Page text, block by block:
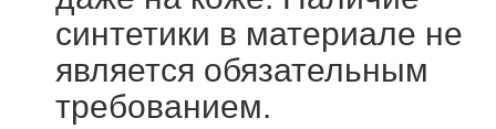
синтетики в материале не
является обязательным
требованием.